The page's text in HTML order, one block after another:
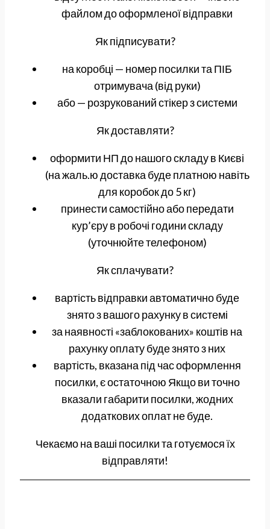
файлом до оформленої відправки
Як підписувати?
на коробці — номер посилки та ПІБ
отримувача (від руки)
або — розрукований стікер з системи
Як доставляти?
оформити НП до нашого складу в Києві
(на жаль.ю доставка буде платною навіть
для коробок до 5 кг)
принести самостійно або передати
кур’єру в робочі години складу
(уточнюйте телефоном)
Як сплачувати?
вартість відправки автоматично буде
знято з вашого рахунку в системі
за наявності «заблокованих» коштів на
рахунку оплату буде знято з них
вартість, вказана під час оформлення
посилки, є остаточною Якщо ви точно
вказали габарити посилки, жодних
додаткових оплат не буде.
Чекаємо на ваші посилки та готуємося їх
відправляти!